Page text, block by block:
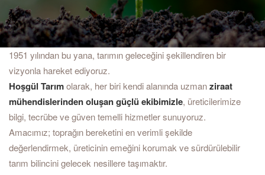
1951 yılından bu yana, tarımın geleceğini şekillendiren bir
vizyonla hareket ediyoruz.
Hoşgül Tarımolarak, her biri kendi alanında uzmanziraat
mühendislerinden oluşan güçlü ekibimizle, üreticilerimize
bilgi, tecrübe ve güven temelli hizmetler sunuyoruz.
Amacımız; toprağın bereketini en verimli şekilde
değerlendirmek, üreticinin emeğini korumak ve sürdürülebilir
tarım bilincini gelecek nesillere taşımaktır.